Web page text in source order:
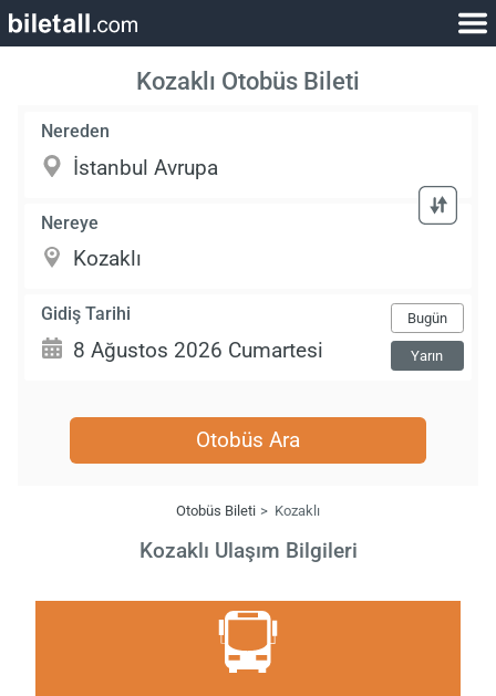
Kozaklı Otobüs Bileti
Nereden
Nereye
Gidiş Tarihi Bugün
Yarın
Otobüs Ara
Otobüs Bileti Kozaklı
Kozaklı Ulaşım Bilgileri